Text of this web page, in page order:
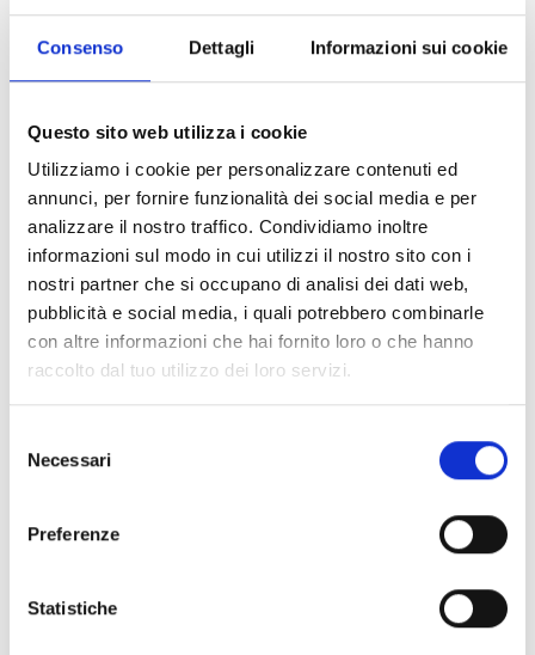
Consenso Dettagli Informazioni sui cookie
Questo sito web utilizza i cookie
Utilizziamo i cookie per personalizzare contenuti ed
annunci, per fornire funzionalità dei social media e per
analizzare il nostro traffico. Condividiamo inoltre
informazioni sul modo in cui utilizzi il nostro sito con i
nostri partner che si occupano di analisi dei dati web,
pubblicità e social media, i quali potrebbero combinarle
con altre informazioni che hai fornito loro o che hanno
raccolto dal tuo utilizzo dei loro servizi.
delNecessari
Preferenze
Statistiche
Acessórios bases EB00 - Materiais(47)
Acessórios detetores Enea
Acessórios Senseware
Acessórios da Série Industrial
Documentos(6992)
Selecionar tudo
Inicie sessão antes de descarregar os conteúdos
através do íconelock
LIMPAR FILTROS